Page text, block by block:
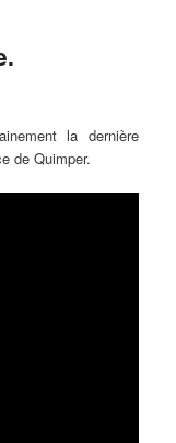
la dernière
de Quimper.